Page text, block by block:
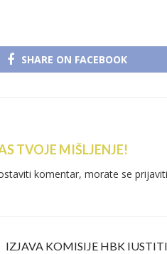
SHARE ON FACEBOOK
TVOJE MIŠLJENJE!
komentar, morate se prijaviti
IZJAVA KOMISIJE HBK